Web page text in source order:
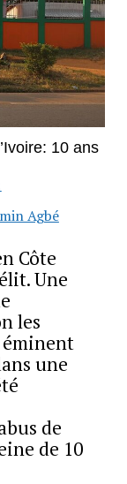
10 ans
Agbé
Côte
Une
les
une
de
de 10